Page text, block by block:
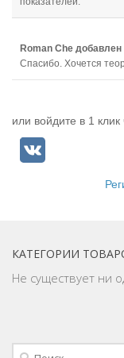
Roman Che добавлен
Спасибо. Хочется
или войдите в 1 клик
КАТЕГОРИИ
Не существует ни